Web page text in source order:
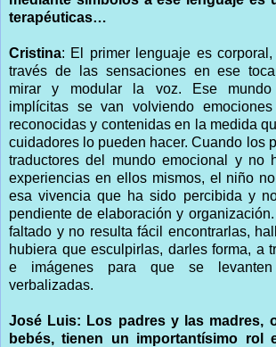
terapéuticas…
Cristina: El primer lenguaje es
través de las sensaciones en ese
mirar y modular la voz. Ese mundo
implícitas se van volviendo
reconocidas y contenidas en la medida
cuidadores lo pueden hacer. Cuando los
traductores del mundo emocional y no
experiencias en ellos mismos, el niño
esa vivencia que ha sido percibida y
pendiente de elaboración y
faltado y no resulta fácil encontrarlas,
hubiera que esculpirlas, darles forma, a
e imágenes para que se
verbalizadas.
José Luis: Los padres y las madres,
bebés, tienen un importantísimo rol